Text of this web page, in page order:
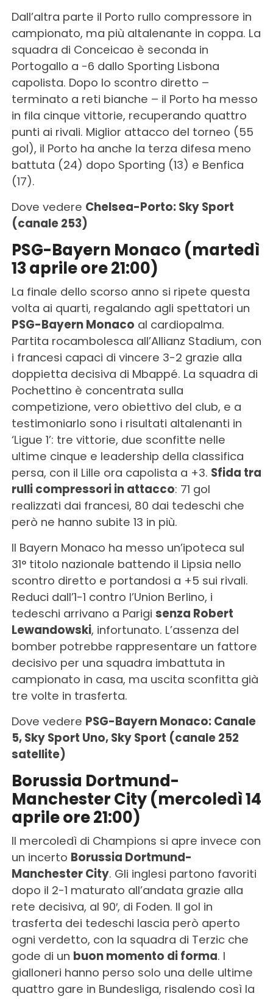
Dall’altra parte il Porto rullo compressore in
campionato, ma più altalenante in coppa. La
squadra di Conceicao è seconda in
Portogallo a -6 dallo Sporting Lisbona
capolista. Dopo lo scontro diretto –
terminato a reti bianche – il Porto ha messo
in fila cinque vittorie, recuperando quattro
punti ai rivali. Miglior attacco del torneo (55
gol), il Porto ha anche la terza difesa meno
battuta (24) dopo Sporting (13) e Benfica
(17).
Dove vedere Chelsea-Porto: Sky Sport
(canale 253)
PSG-Bayern Monaco (martedì
13 aprile ore 21:00)
La finale dello scorso anno si ripete questa
volta ai quarti, regalando agli spettatori un
PSG-Bayern Monaco al cardiopalma.
Partita rocambolesca all’Allianz Stadium, con
i francesi capaci di vincere 3-2 grazie alla
doppietta decisiva di Mbappé. La squadra di
Pochettino è concentrata sulla
competizione, vero obiettivo del club, e a
testimoniarlo sono i risultati altalenanti in
‘Ligue 1’: tre vittorie, due sconfitte nelle
ultime cinque e leadership della classifica
persa, con il Lille ora capolista a +3. Sfida tra
rulli compressori in attacco: 71 gol
realizzati dai francesi, 80 dai tedeschi che
però ne hanno subite 13 in più.
Il Bayern Monaco ha messo un’ipoteca sul
31° titolo nazionale battendo il Lipsia nello
scontro diretto e portandosi a +5 sui rivali.
Reduci dall’1-1 contro l’Union Berlino, i
tedeschi arrivano a Parigi senza Robert
Lewandowski, infortunato. L’assenza del
bomber potrebbe rappresentare un fattore
decisivo per una squadra imbattuta in
campionato in casa, ma uscita sconfitta già
tre volte in trasferta.
Dove vedere PSG-Bayern Monaco: Canale
5, Sky Sport Uno, Sky Sport (canale 252
satellite)
Borussia Dortmund-
Manchester City (mercoledì 14
aprile ore 21:00)
Il mercoledì di Champions si apre invece con
un incerto Borussia Dortmund-
Manchester City. Gli inglesi partono favoriti
dopo il 2-1 maturato all’andata grazie alla
rete decisiva, al 90′, di Foden. Il gol in
trasferta dei tedeschi lascia però aperto
ogni verdetto, con la squadra di Terzic che
gode di un buon momento di forma. I
gialloneri hanno perso solo una delle ultime
quattro gare in Bundesliga, risalendo così la